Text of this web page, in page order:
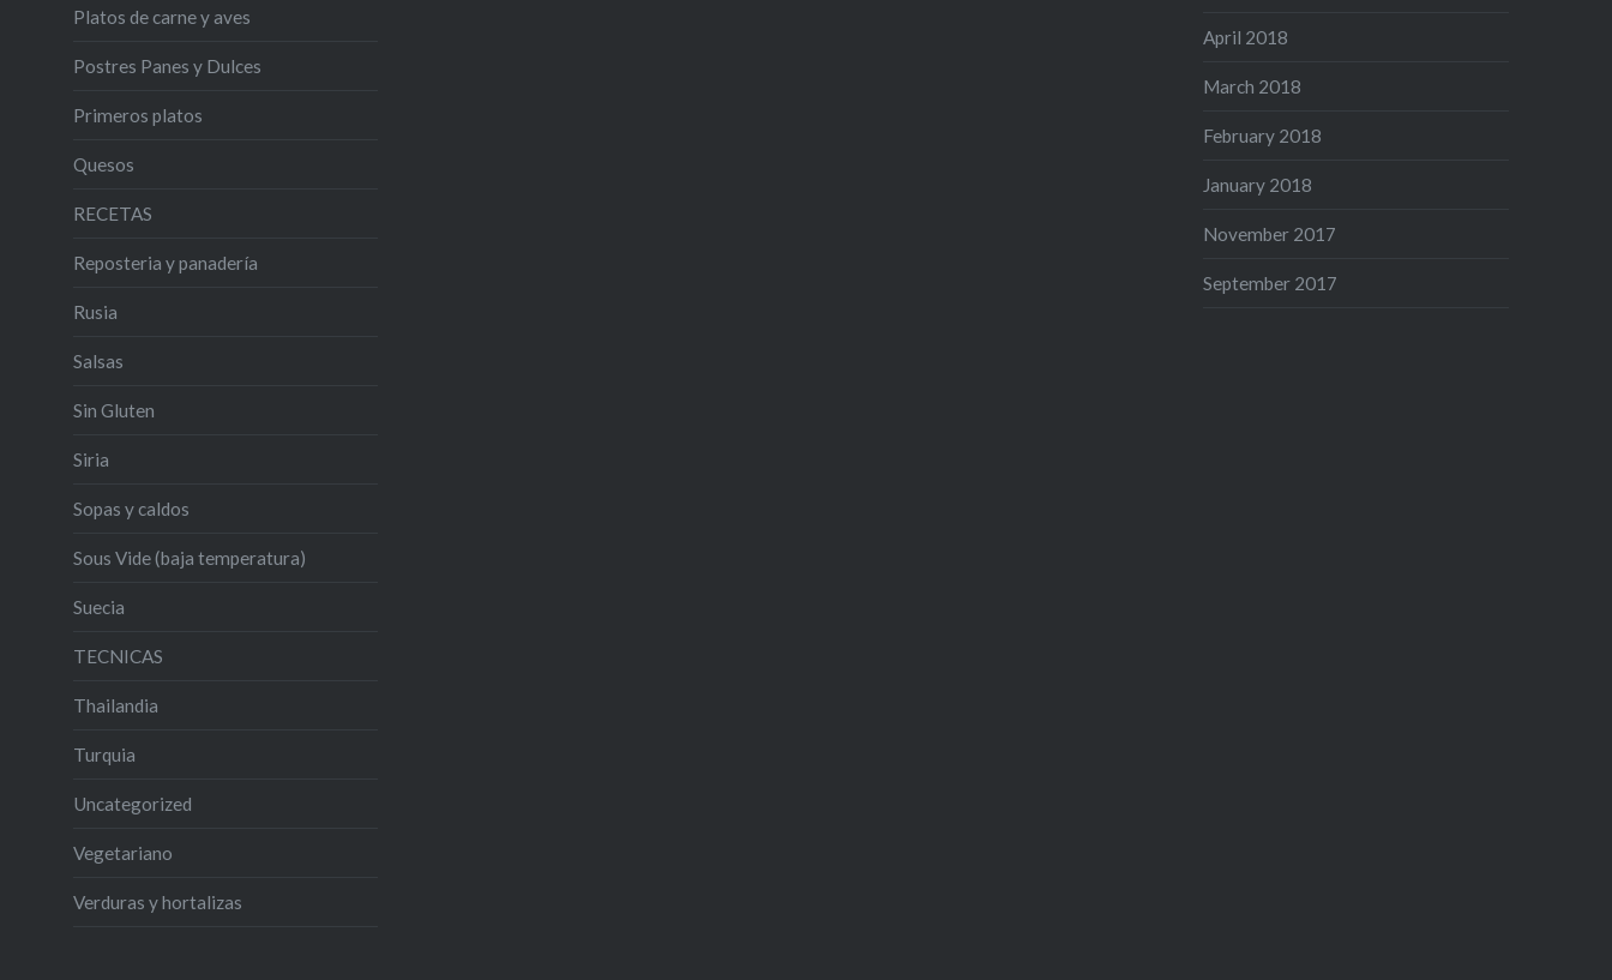
April 2018
March 2018
February 2018
January 2018
November 2017
September 2017
Platos de carne y aves
Postres Panes y Dulces
Primeros platos
Quesos
RECETAS
Reposteria y panadería
Rusia
Salsas
Sin Gluten
Siria
Sopas y caldos
Sous Vide (baja temperatura)
Suecia
TECNICAS
Thailandia
Turquia
Uncategorized
Vegetariano
Verduras y hortalizas